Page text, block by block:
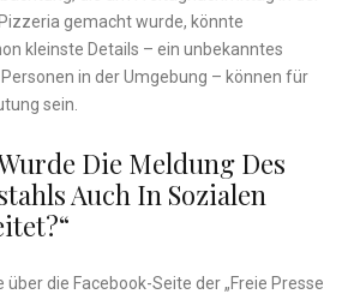
gemacht wurde, könnte
kleinste Details – ein unbekanntes
in der Umgebung – können für
sein.
Die Meldung Des
Auch In Sozialen
die Facebook-Seite der „Freie Presse